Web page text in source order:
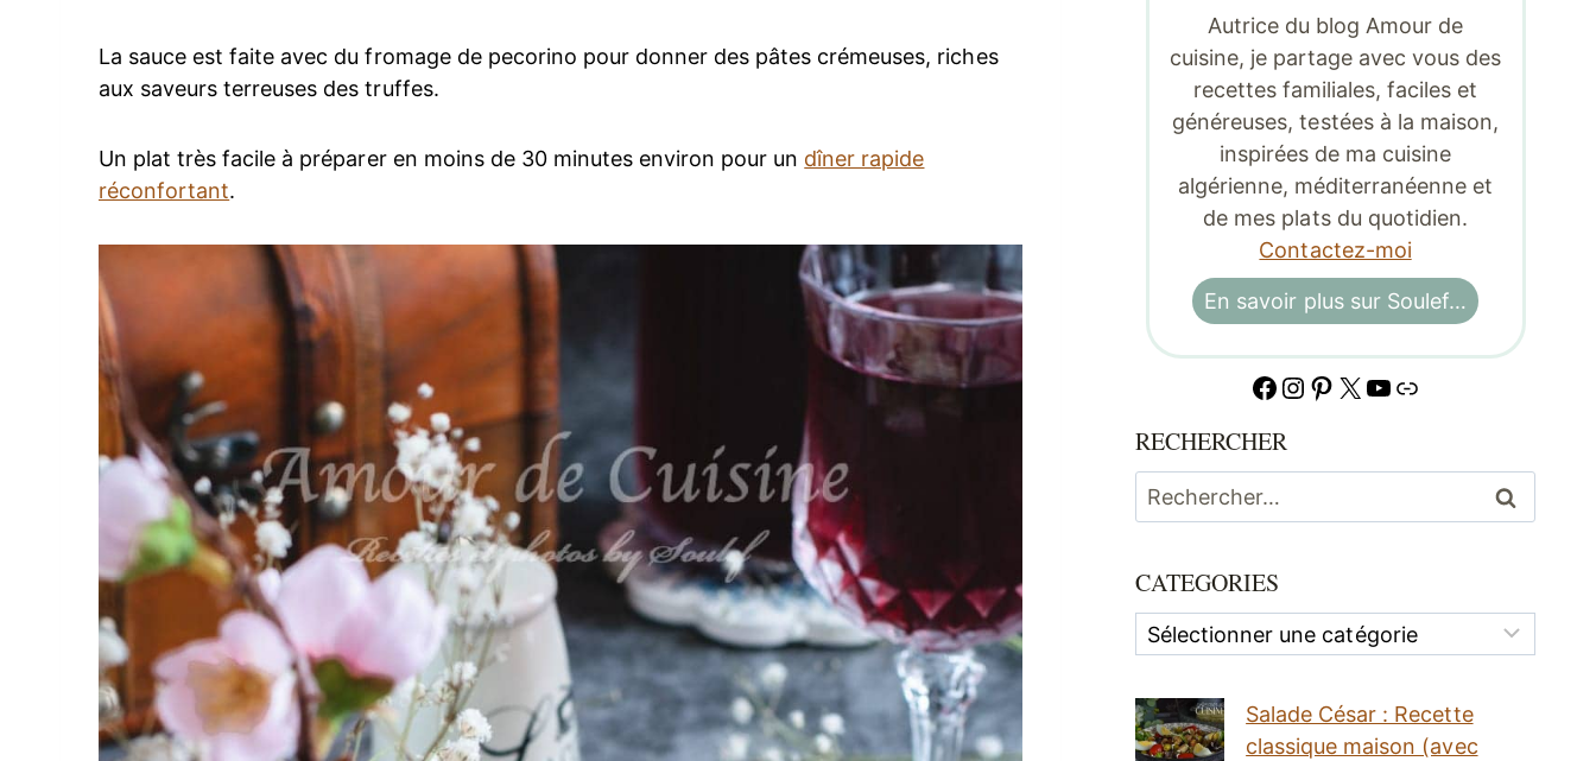
La sauce est faite avec du fromage de pecorino pour donner des pâtes crémeuses, riches
aux saveurs terreuses des truffes.
Un plat très facile à préparer en moins de 30 minutes environ pour un dîner rapide
réconfortant.
Autrice du blog Amour de
cuisine, je partage avec vous des
recettes familiales, faciles et
généreuses, testées à la maison,
inspirées de ma cuisine
algérienne, méditerranéenne et
de mes plats du quotidien.
Contactez-moi
En savoir plus sur Soulef…
Facebook
Instagram
Pinterest
X YouTube
Lien
RECHERCHER
Rechercher :
CATEGORIES
Categories
Salade César : Recette
classique maison (avec